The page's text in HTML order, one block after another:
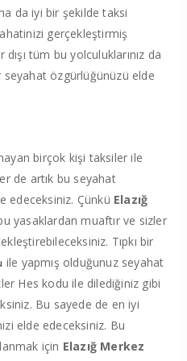
da iyi bir şekilde taksi
gerçekleştirmiş
tüm bu yolculuklarınız da
özgürlüğünüzü elde
birçok kişi taksiler ile
de artık bu seyahat
edeceksiniz. Çünkü Elazığ
yasaklardan muaftır ve sizler
Tıpkı bir
ile yapmış olduğunuz seyahat
Hes kodu ile dilediğiniz gibi
Bu sayede de en iyi
elde edeceksiniz. Bu
için Elazığ Merkez